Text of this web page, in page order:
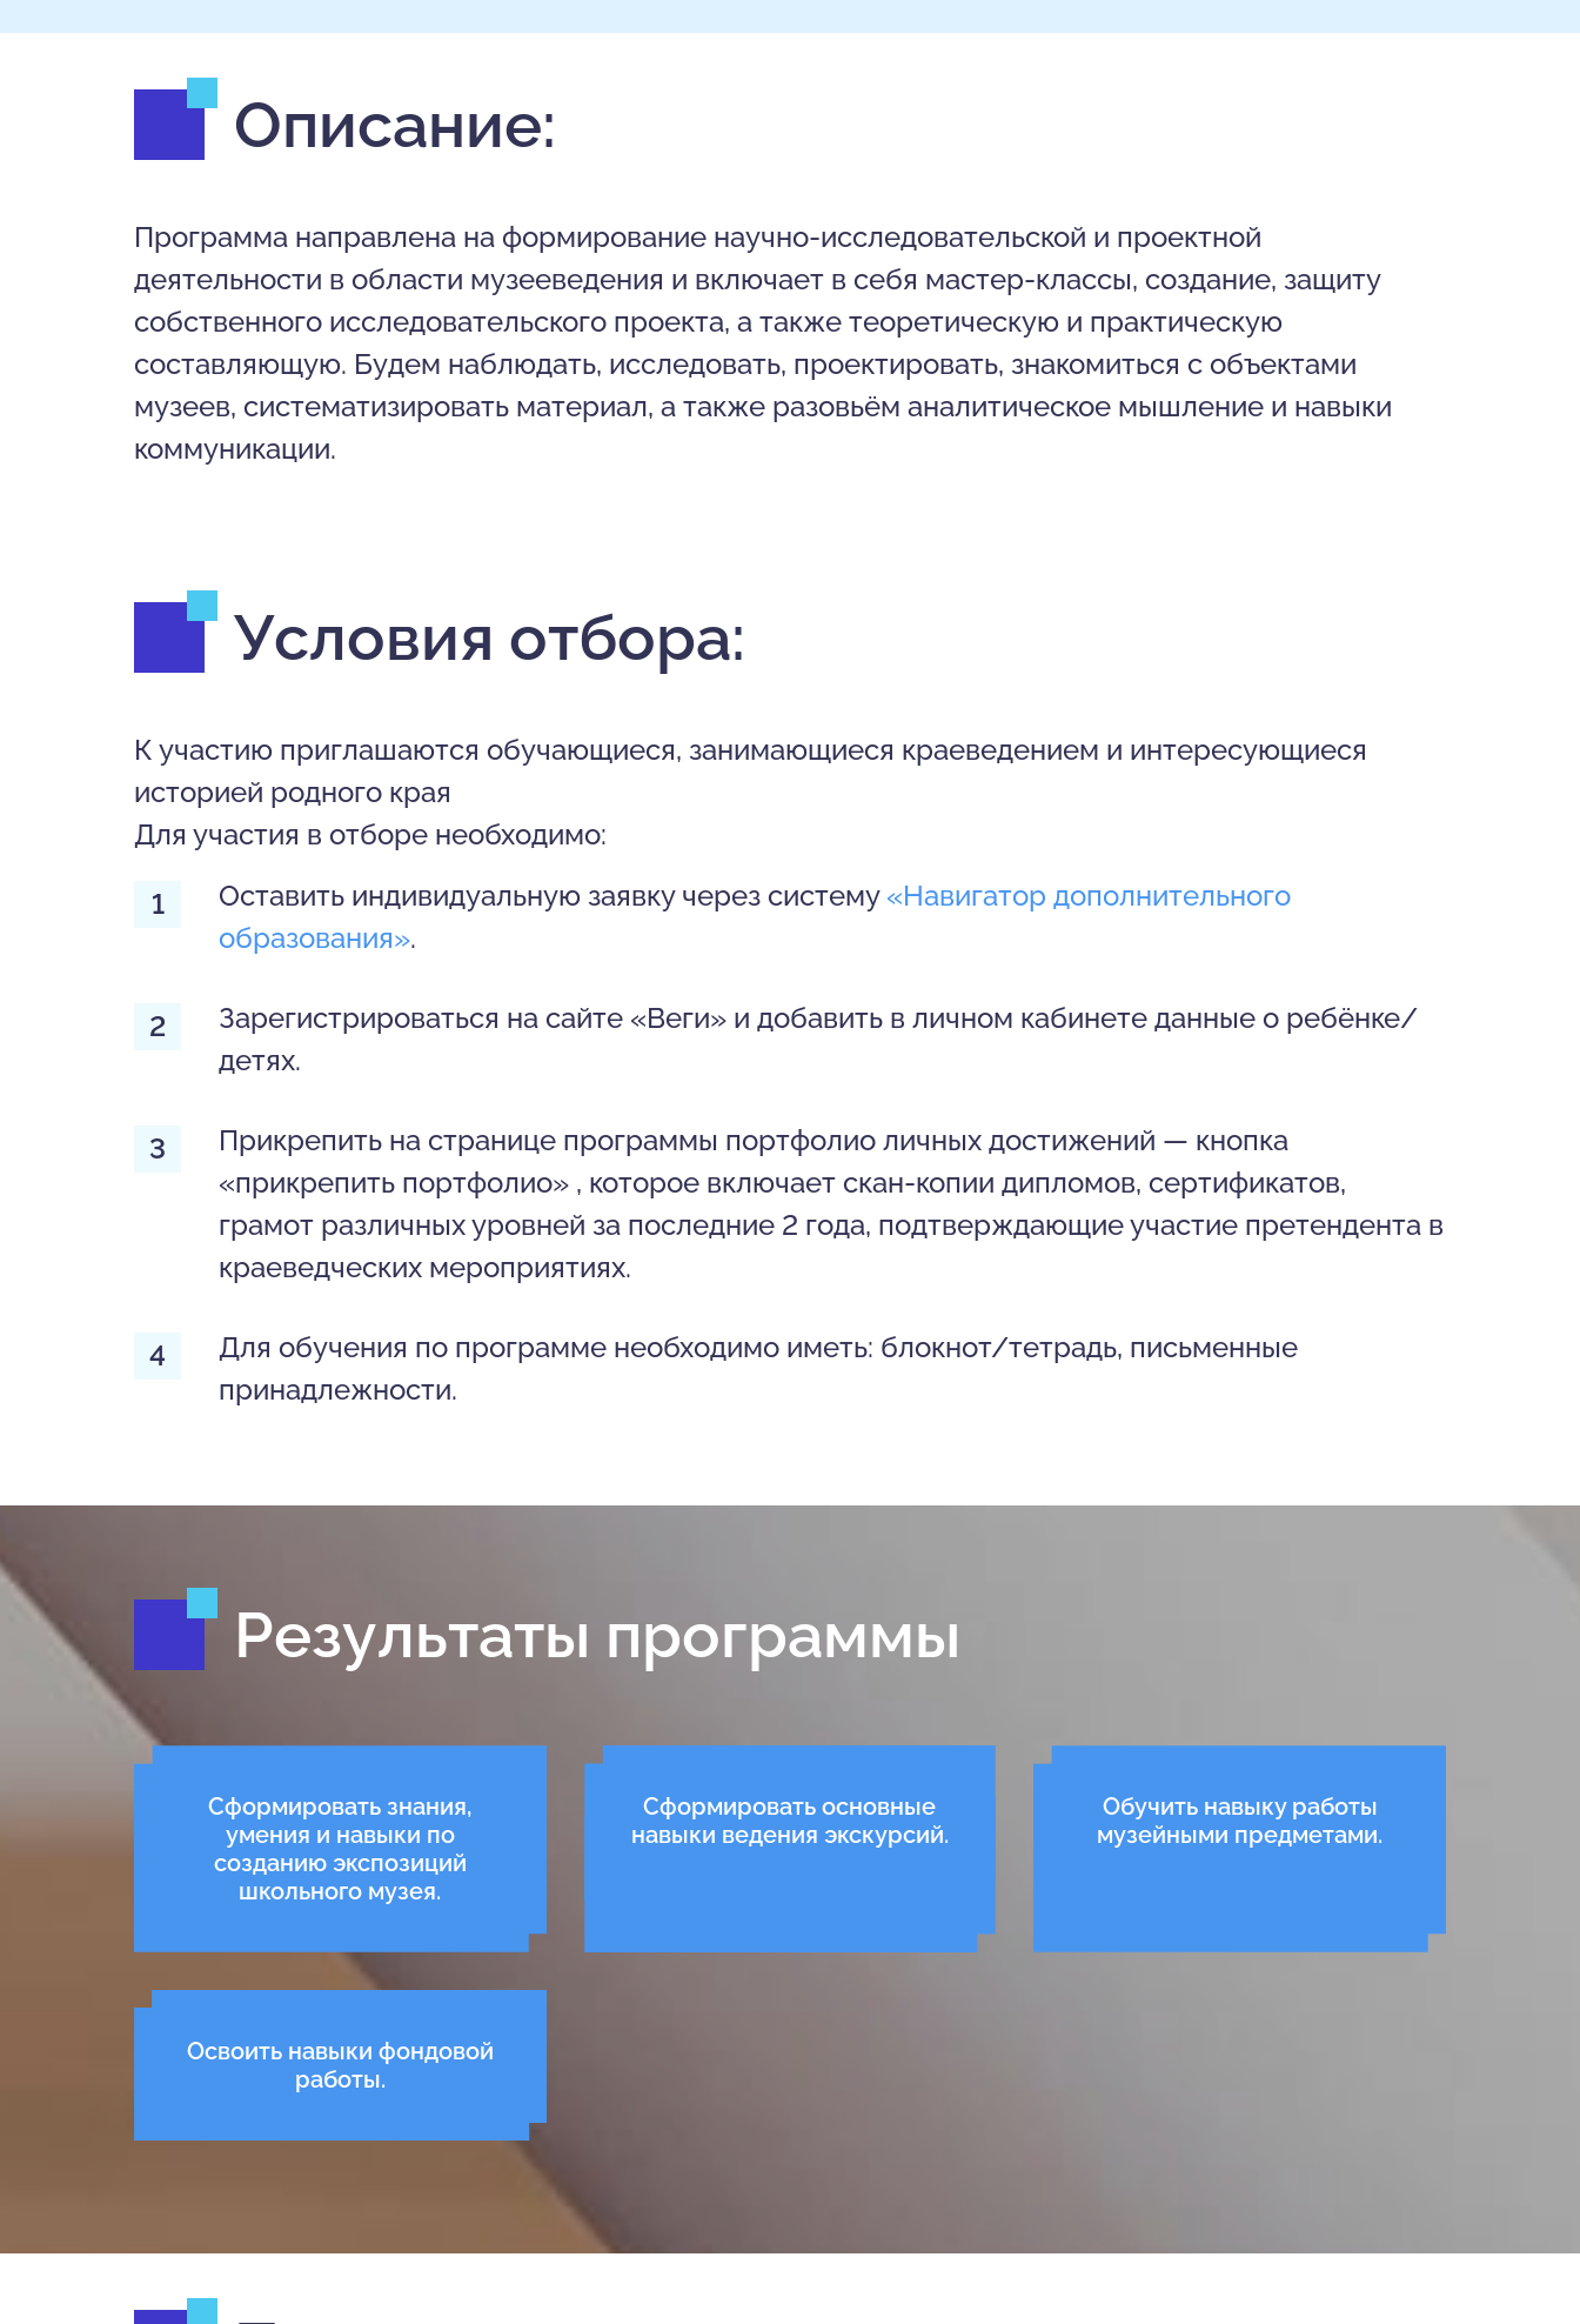
Описание:
Программа направлена на формирование научно-исследовательской и проектной
деятельности в области музееведения и включает в себя мастер-классы, создание, защиту
собственного исследовательского проекта, а также теоретическую и практическую
составляющую. Будем наблюдать, исследовать, проектировать, знакомиться с объектами
музеев, систематизировать материал, а также разовьём аналитическое мышление и навыки
коммуникации.
Условия отбора:
К участию приглашаются обучающиеся, занимающиеся краеведением и интересующиеся
историей родного края
Для участия в отборе необходимо:
Оставить индивидуальную заявку через систему «Навигатор дополнительного
образования».
Зарегистрироваться на сайте «Веги» и добавить в личном кабинете данные о ребёнке/
детях.
Прикрепить на странице программы портфолио личных достижений — кнопка
«прикрепить портфолио» , которое включает скан-копии дипломов, сертификатов,
грамот различных уровней за последние 2 года, подтверждающие участие претендента в
краеведческих мероприятиях.
Для обучения по программе необходимо иметь: блокнот/тетрадь, письменные
принадлежности.
Результаты программы
Сформировать знания,
умения и навыки по
созданию экспозиций
школьного музея.
Сформировать основные
навыки ведения экскурсий.
Обучить навыку работы
музейными предметами.
Освоить навыки фондовой
работы.